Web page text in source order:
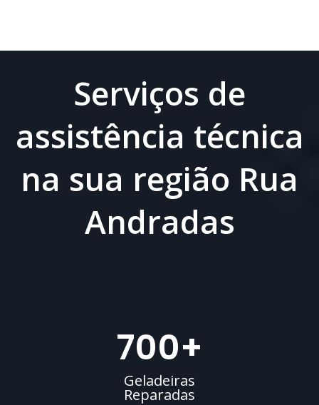
Serviços de
assistência técnica
na sua região Rua
Andradas
700+
Geladeiras
Reparadas